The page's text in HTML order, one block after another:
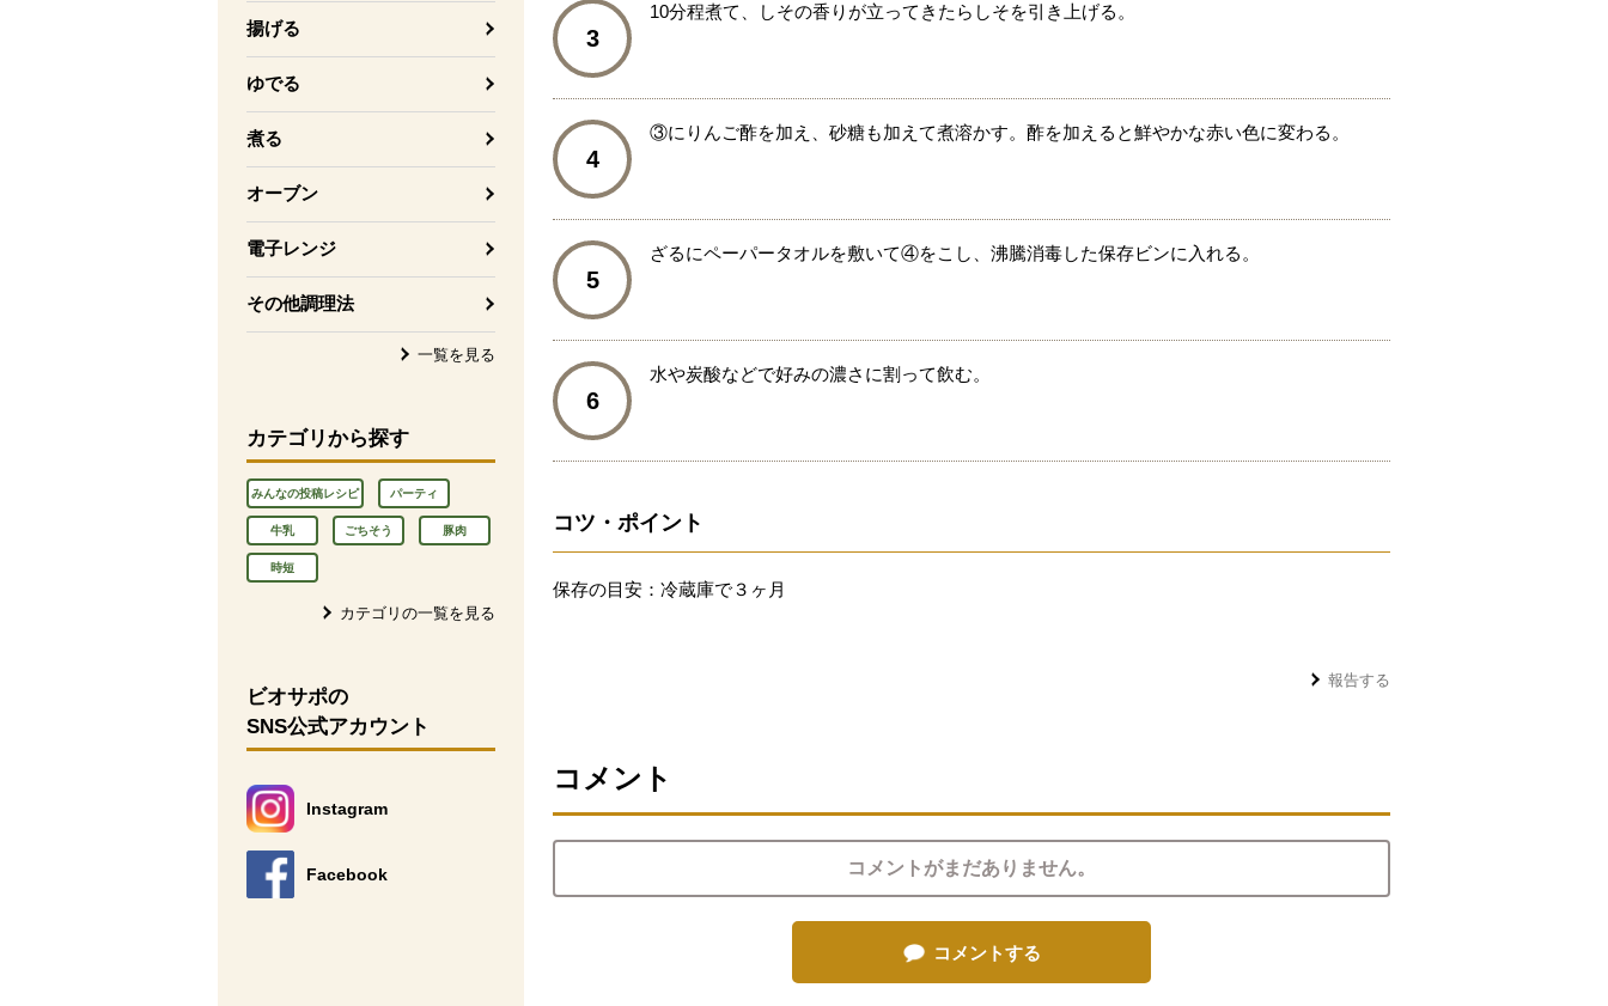
揚げる
ゆでる
煮る
オーブン
電子レンジ
その他調理法
一覧を見る
カテゴリから探す
みんなの投稿レシピ パーティ
牛乳 ごちそう 豚肉
時短
カテゴリの一覧を見る
ビオサポの
SNS公式アカウント
Instagram
別のウィンドウで開きます。
Facebook
別のウィンドウで開きます。
3
10分程煮て、しその香りが立ってきたらしそを引き上げる。
4
③にりんご酢を加え、砂糖も加えて煮溶かす。酢を加えると鮮やかな赤い色に変わる。
5
ざるにペーパータオルを敷いて④をこし、沸騰消毒した保存ビンに入れる。
6
水や炭酸などで好みの濃さに割って飲む。
コツ・ポイント
保存の目安：冷蔵庫で３ヶ月
報告する
コメント
コメントがまだありません。
コメントする